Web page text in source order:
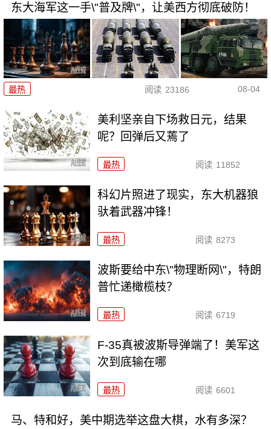
东大海军这一手\"普及牌\"，让美西方彻底破防！
最热 阅读 23186 08-04
美利坚亲自下场救日元，结果
呢？回弹后又蔫了
最热 阅读 11852
科幻片照进了现实，东大机器狼
驮着武器冲锋！
最热 阅读 8273
波斯要给中东\"物理断网\"，特朗
普忙递橄榄枝？
最热 阅读 6719
F-35真被波斯导弹端了！美军这
次到底输在哪
最热 阅读 6601
马、特和好，美中期选举这盘大棋，水有多深？